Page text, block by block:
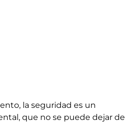
la seguridad es un
que no se puede dejar de